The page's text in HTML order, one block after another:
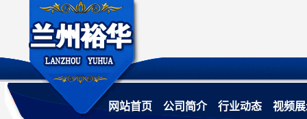
网站首页 公司简介 行业动态 视频